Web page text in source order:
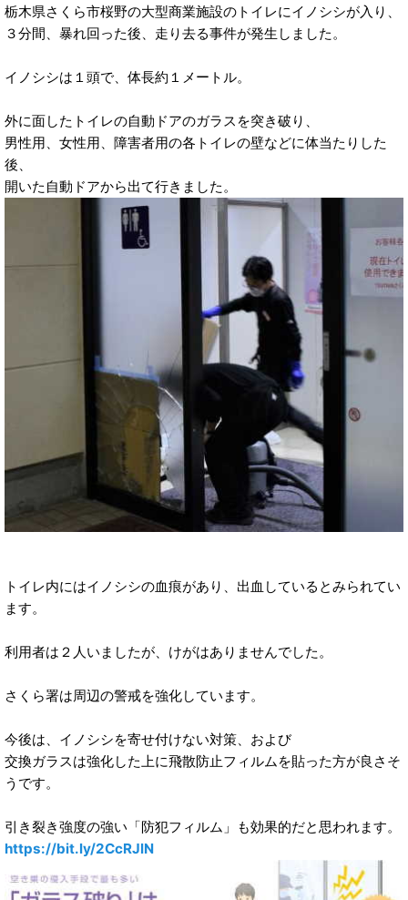
栃木県さくら市桜野の大型商業施設のトイレにイノシシが入り、
３分間、暴れ回った後、走り去る事件が発生しました。
イノシシは１頭で、体長約１メートル。
外に面したトイレの自動ドアのガラスを突き破り、
男性用、女性用、障害者用の各トイレの壁などに体当たりした
後、
開いた自動ドアから出て行きました。
トイレ内にはイノシシの血痕があり、出血しているとみられてい
ます。
利用者は２人いましたが、けがはありませんでした。
さくら署は周辺の警戒を強化しています。
今後は、イノシシを寄せ付けない対策、および
交換ガラスは強化した上に飛散防止フィルムを貼った方が良さそ
うです。
引き裂き強度の強い「防犯フィルム」も効果的だと思われます。
https://bit.ly/2CcRJlN